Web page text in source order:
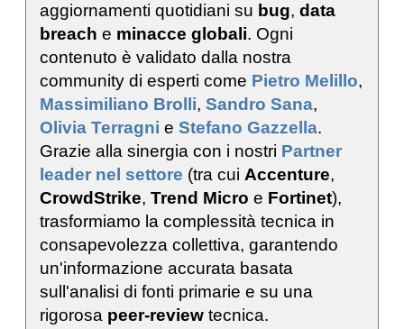
aggiornamenti quotidiani su bug, data
breach e minacce globali. Ogni
contenuto è validato dalla nostra
community di esperti come Pietro Melillo,
Massimiliano Brolli, Sandro Sana,
Olivia Terragni e Stefano Gazzella.
Grazie alla sinergia con i nostri Partner
leader nel settore (tra cui Accenture,
CrowdStrike, Trend Micro e Fortinet),
trasformiamo la complessità tecnica in
consapevolezza collettiva, garantendo
un'informazione accurata basata
sull'analisi di fonti primarie e su una
rigorosa peer-review tecnica.